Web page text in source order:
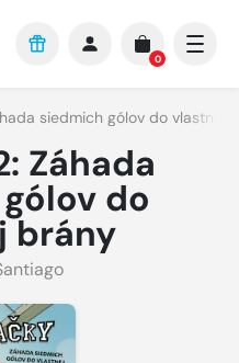
0
siedmich gólov do vlastnej
Záhada
do
brány